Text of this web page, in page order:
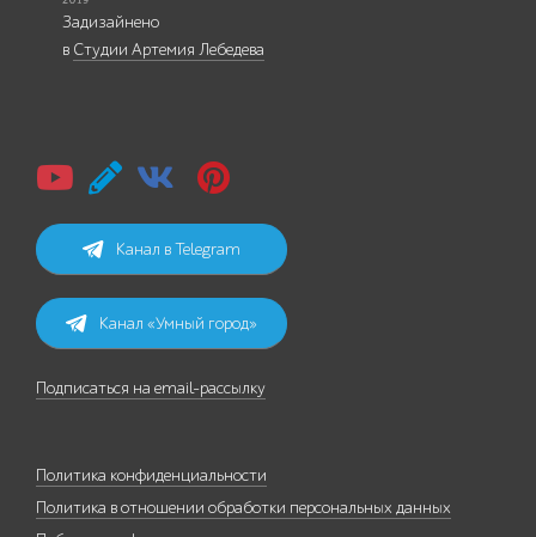
Задизайнено
в Студии Артемия Лебедева
Канал в Telegram
Канал «Умный город»
Подписаться на email-рассылку
Политика конфиденциальности
Политика в отношении обработки персональных данных